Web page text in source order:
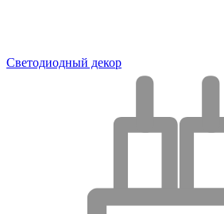
Светодиодный декор